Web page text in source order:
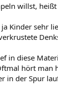
willst,
Kinder sehr
in diese
hört man
in der Spur